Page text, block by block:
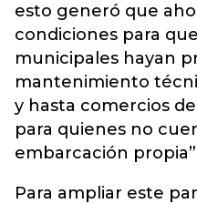
esto generó que
condiciones para
municipales hayan
mantenimiento
y hasta comercios
para quienes no
embarcación
Para ampliar este